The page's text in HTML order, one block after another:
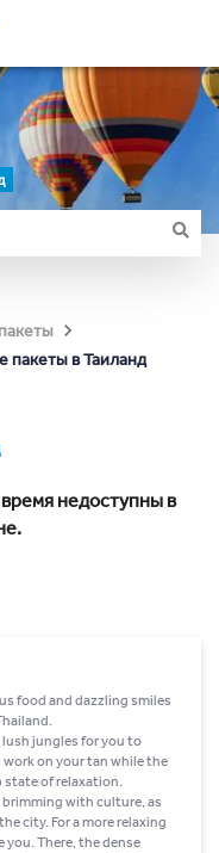
пакеты в Таиланд
недоступны в
food and dazzling smiles
jungles for you to
work on your tan while the
state of relaxation.
with culture, as
city. For a more relaxing
you. There, the dense